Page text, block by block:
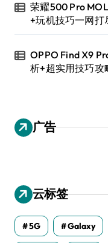
荣耀500 Pro
+玩机技巧一网打
OPPO Find X9
析+超实用技巧攻
广告
云标签
5G Galaxy